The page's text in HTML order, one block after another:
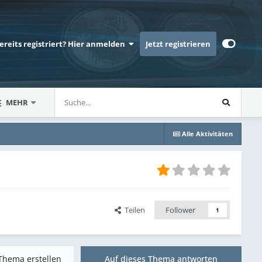
registriert? Hier anmelden Jetzt registrieren
MEHR
Alle Aktivitäten
Teilen Follower 1
Auf dieses Thema antworten
erstellen